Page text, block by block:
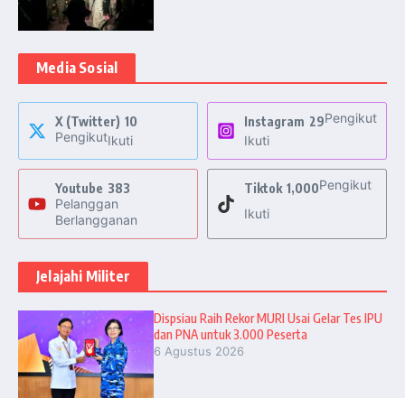
Media Sosial
X (Twitter) 10
PengikutIkuti
Instagram 29Pengikut
Ikuti
Youtube 383
Pelanggan
Berlangganan
Tiktok 1,000Pengikut
Ikuti
Jelajahi Militer
Dispsiau Raih Rekor MURI Usai Gelar Tes IPU
dan PNA untuk 3.000 Peserta
6 Agustus 2026